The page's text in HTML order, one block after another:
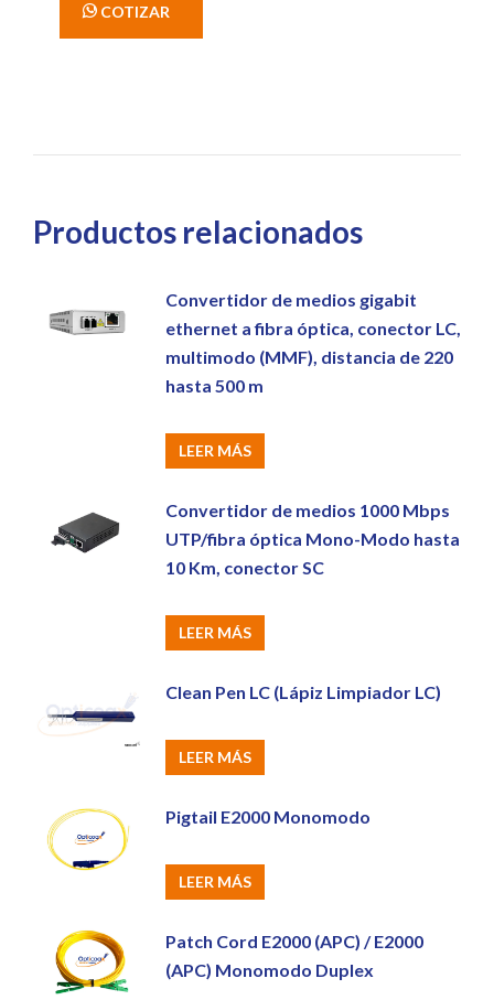
' COTIZAR
Productos relacionados
Convertidor de medios gigabit
ethernet a fibra óptica, conector LC,
multimodo (MMF), distancia de 220
hasta 500 m
LEER MÁS
Convertidor de medios 1000 Mbps
UTP/fibra óptica Mono-Modo hasta
10 Km, conector SC
LEER MÁS
Clean Pen LC (Lápiz Limpiador LC)
LEER MÁS
Pigtail E2000 Monomodo
LEER MÁS
Patch Cord E2000 (APC) / E2000
(APC) Monomodo Duplex